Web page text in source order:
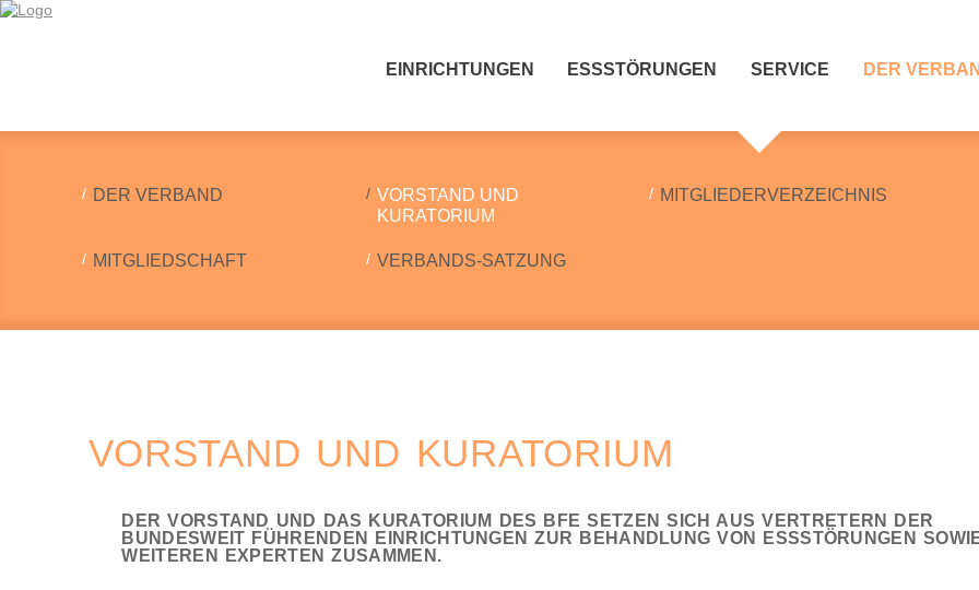
EINRICHTUNGEN ESSSTÖRUNGEN SERVICE DER
DER VERBAND
VORSTAND UND
KURATORIUM
MITGLIEDERVERZEICHNIS
MITGLIEDSCHAFT VERBANDS-SATZUNG
VORSTAND UND KURATORIUM
DER VORSTAND UND DAS KURATORIUM DES BFE SETZEN SICH AUS VERTRETERN DER
BUNDESWEIT FÜHRENDEN EINRICHTUNGEN ZUR BEHANDLUNG VON ESSSTÖRUNGEN
WEITEREN EXPERTEN ZUSAMMEN.